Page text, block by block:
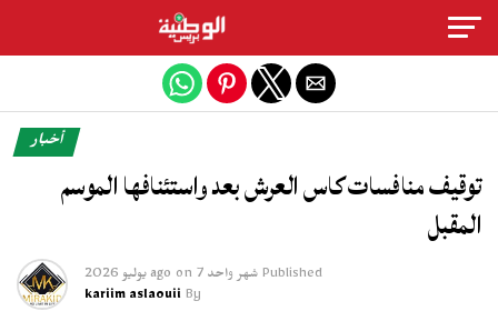
أخبار
توقيف منافسات كاس العرش بعد واستئنافها الموسم
المقبل
Published شهر واحد ago on 7 يوليو 2026
By
kariim aslaouii
Exit mobile version